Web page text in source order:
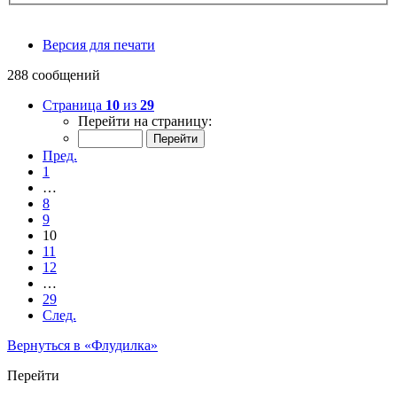
Версия для печати
288 сообщений
Страница 10 из 29
Перейти на страницу:
Пред.
1
…
8
9
10
11
12
…
29
След.
Вернуться в «Флудилка»
Перейти